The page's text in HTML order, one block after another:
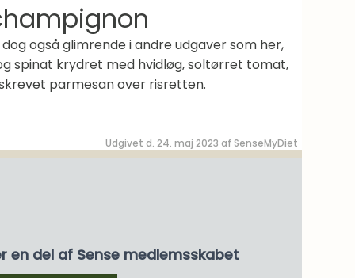
også glimrende i andre udgaver som her,
spinat krydret med hvidløg, soltørret tomat,
parmesan over risretten.
Udgivet d. 24. maj 2023 af SenseMyDiet
en del af Sense medlemsskabet